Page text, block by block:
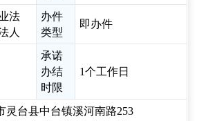
法
人
办件
类型
即办件
承诺
办结
时限
1个工作日
灵台县中台镇溪河南路253